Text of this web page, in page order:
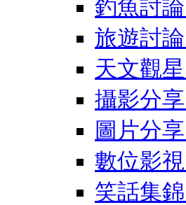
釣魚討論
旅遊討論
天文觀星
攝影分享
圖片分享
數位影視
笑話集錦